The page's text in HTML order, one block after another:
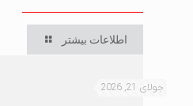
اطلاعات بیشتر
جولای 21, 2026